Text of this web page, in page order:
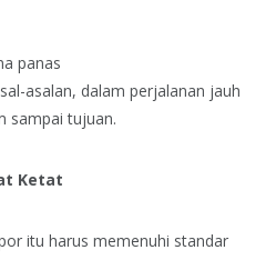
panas
asalan, dalam perjalanan jauh
sampai tujuan.
Ketat
itu harus memenuhi standar